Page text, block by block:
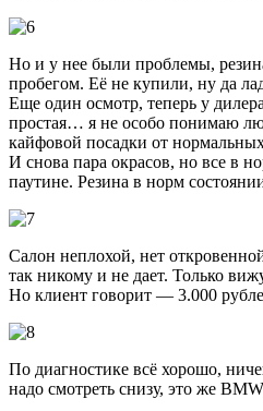
Но и у нее были проблемы,
пробегом. Её не купили, ну да
Еще один осмотр, теперь у
простая… я не особо понимаю
кайфовой посадки от
И снова пара окрасов, но все в
паутине. Резина в норм
Салон неплохой, нет
так никому и не дает. Только
Но клиент говорит — 3.000
По диагностике всё хорошо,
надо смотреть снизу, это же